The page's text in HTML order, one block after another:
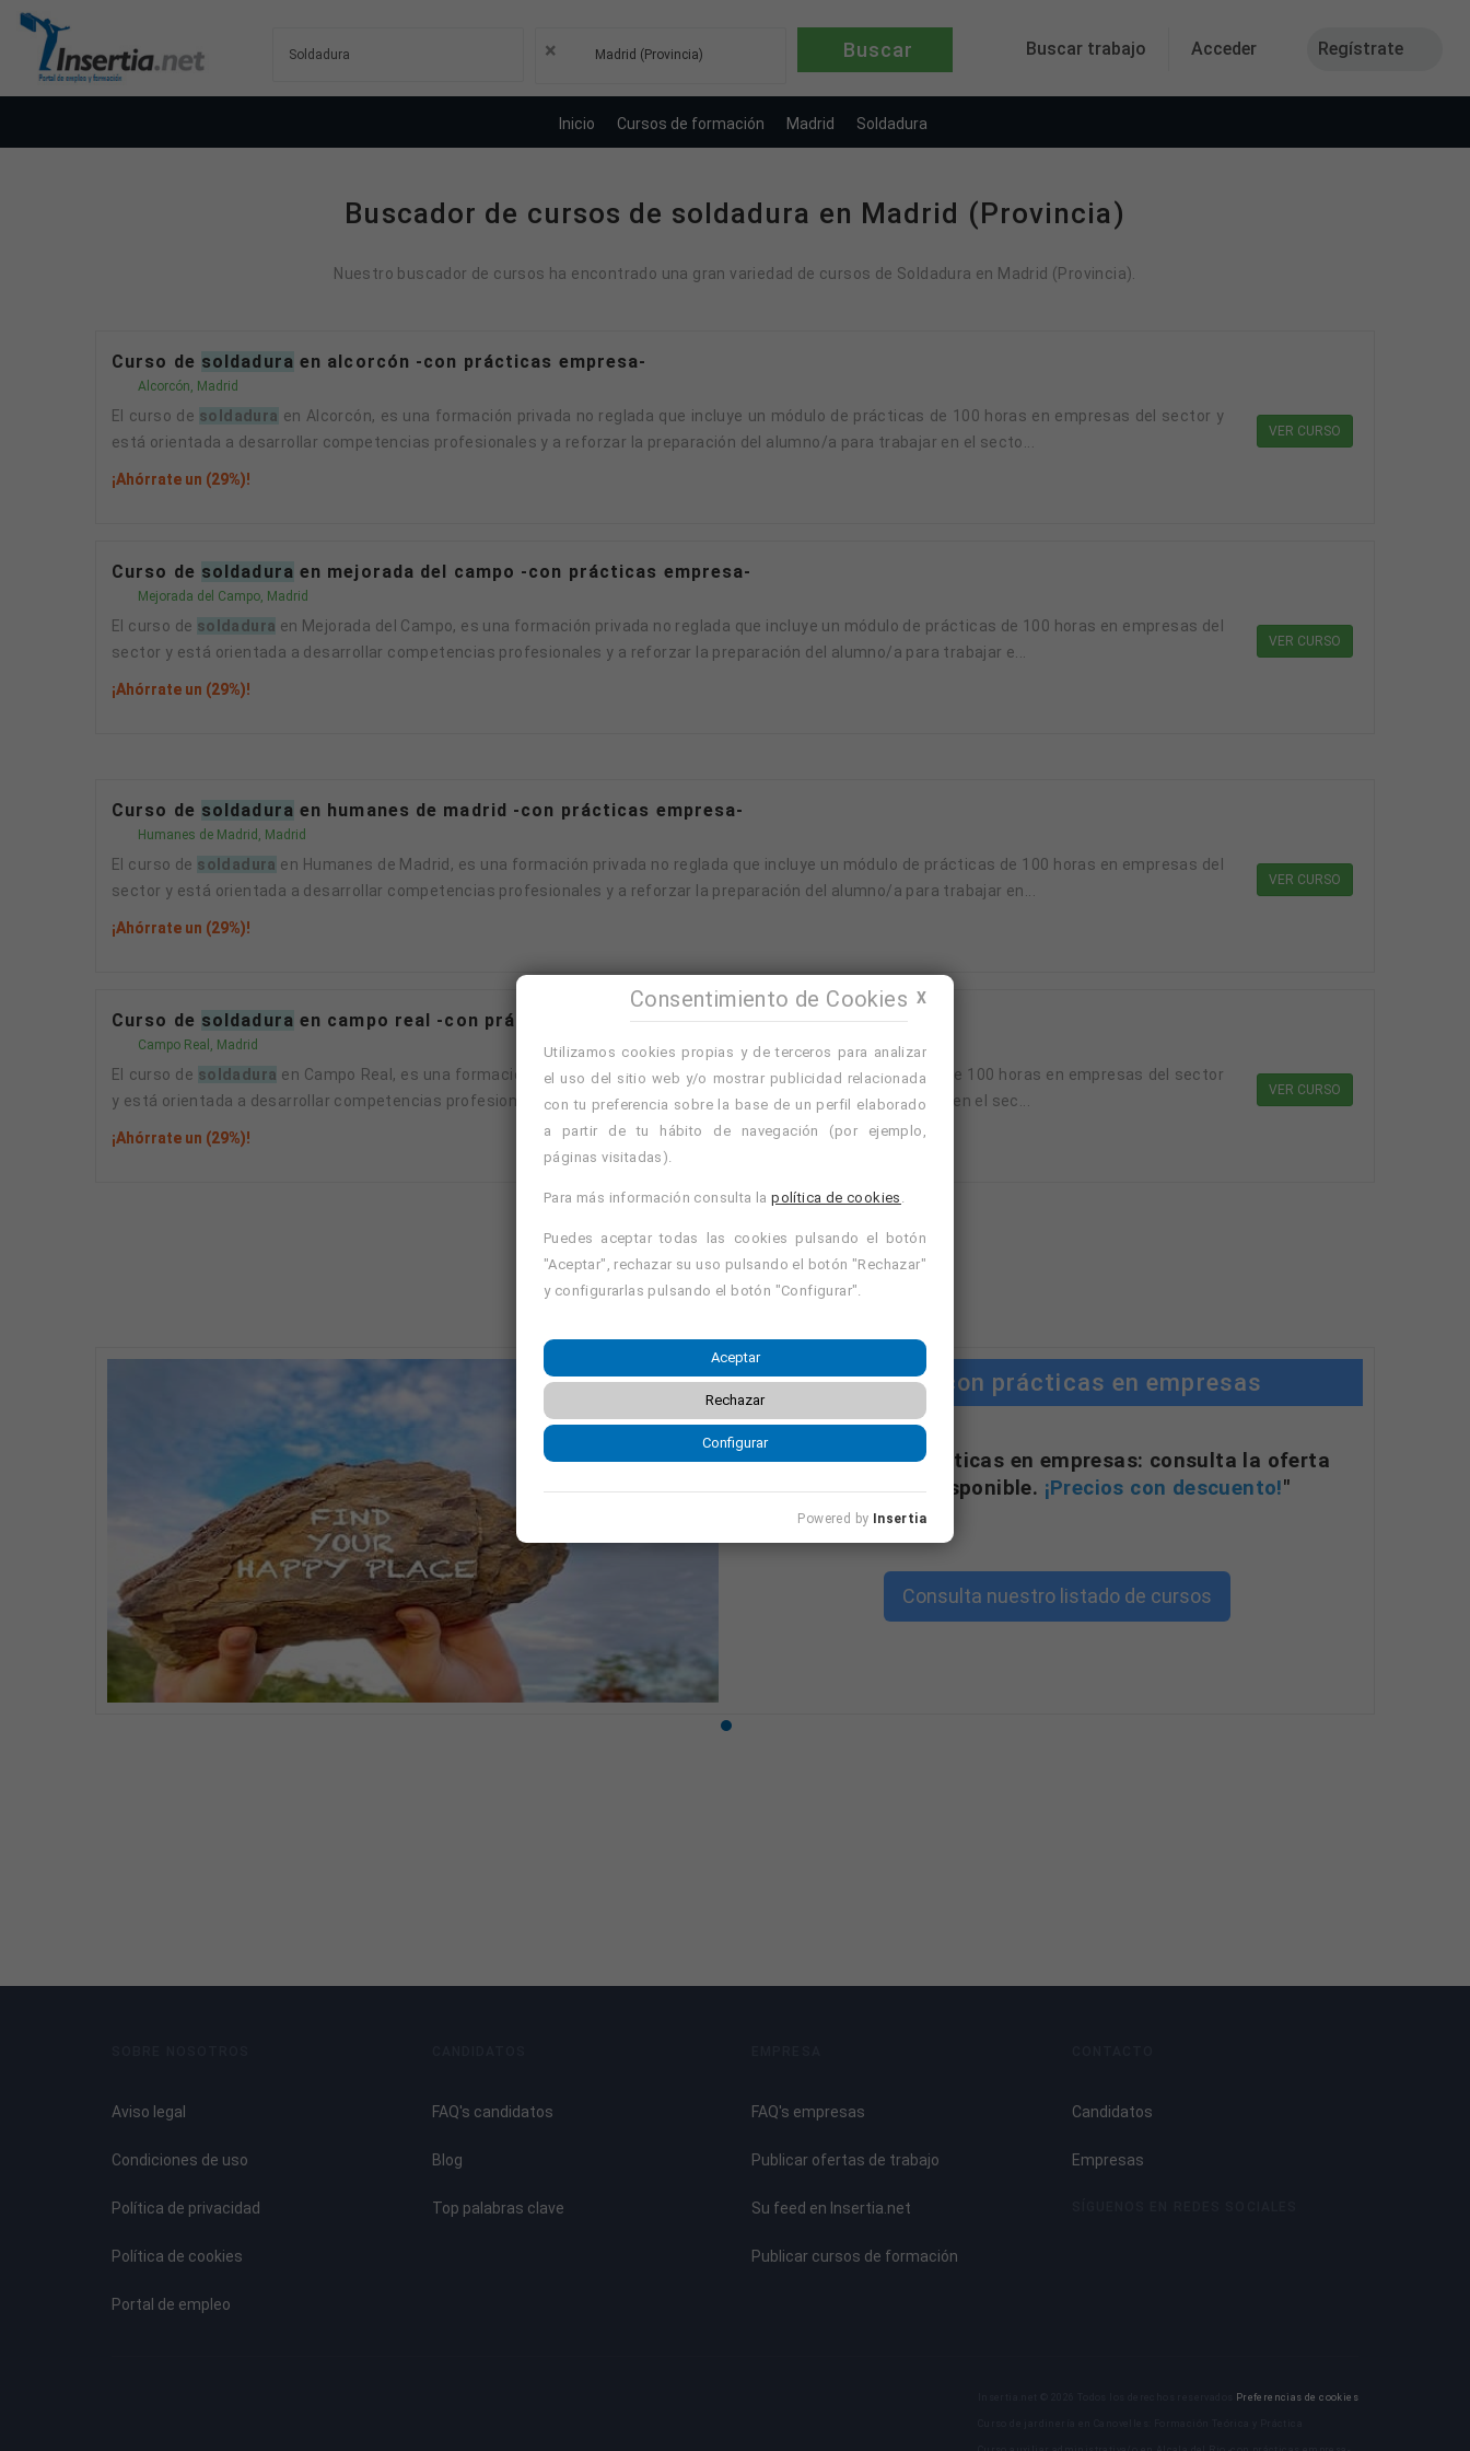
Buscar trabajo Acceder Regístrate
× Madrid (Provincia)
Inicio Cursos de formación Madrid Soldadura
Buscador de cursos de soldadura en Madrid (Provincia)
Nuestro buscador de cursos ha encontrado una gran variedad de cursos de Soldadura en Madrid (Provincia).
Curso de soldadura en alcorcón -con prácticas empresa-
Alcorcón, Madrid
El curso de soldadura en Alcorcón, es una formación privada no reglada que incluye un módulo de prácticas de 100 horas en empresas del sector y
está orientada a desarrollar competencias profesionales y a reforzar la preparación del alumno/a para trabajar en el secto...
¡Ahórrate un (29%)!
VER CURSO
Curso de soldadura en mejorada del campo -con prácticas empresa-
Mejorada del Campo, Madrid
El curso de soldadura en Mejorada del Campo, es una formación privada no reglada que incluye un módulo de prácticas de 100 horas en empresas del
sector y está orientada a desarrollar competencias profesionales y a reforzar la preparación del alumno/a para trabajar e...
¡Ahórrate un (29%)!
VER CURSO
Curso de soldadura en humanes de madrid -con prácticas empresa-
Humanes de Madrid, Madrid
El curso de soldadura en Humanes de Madrid, es una formación privada no reglada que incluye un módulo de prácticas de 100 horas en empresas del
sector y está orientada a desarrollar competencias profesionales y a reforzar la preparación del alumno/a para trabajar en...
¡Ahórrate un (29%)!
VER CURSO
Curso de soldadura en campo real -con prácticas empresa-
Campo Real, Madrid
El curso de soldadura en Campo Real, es una formación privada no reglada que incluye un módulo de prácticas de 100 horas en empresas del sector
y está orientada a desarrollar competencias profesionales y a reforzar la preparación del alumno/a para trabajar en el sec...
¡Ahórrate un (29%)!
VER CURSO
Mostrando página 1 de 21 (Total 82)
Cursos con prácticas en empresas
"Cursos con prácticas en empresas: consulta la oferta
formativa disponible. ¡Precios con descuento!"
Consulta nuestro listado de cursos
Aviso legal
Condiciones de uso
Política de privacidad
Política de cookies
Portal de empleo
FAQ's candidatos
Blog
Top palabras clave
FAQ's empresas
Publicar ofertas de trabajo
Su feed en Insertia.net
Publicar cursos de formación
Candidatos
Empresas
Preferencias de cookies
X
Consentimiento de Cookies
Utilizamos cookies propias y de terceros para analizar
el uso del sitio web y/o mostrar publicidad relacionada
con tu preferencia sobre la base de un perfil elaborado
a partir de tu hábito de navegación (por ejemplo,
páginas visitadas).
Para más información consulta lapolítica de cookies .
Puedes aceptar todas las cookies pulsando el botón
"Aceptar", rechazar su uso pulsando el botón "Rechazar"
y configurarlas pulsando el botón "Configurar".
Aceptar
Rechazar
Configurar
Powered by Insertia